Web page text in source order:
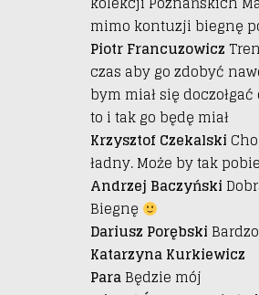
mimo kontuzji biegnę
Piotr Francuzowicz
czas aby go zdobyć
bym miał się
to i tak go będę miał
Krzysztof Czekalski
ładny. Może by tak
Andrzej Baczyński
Biegnę
Dariusz Porębski
Katarzyna Kurkiewicz
ParaBędzie mój